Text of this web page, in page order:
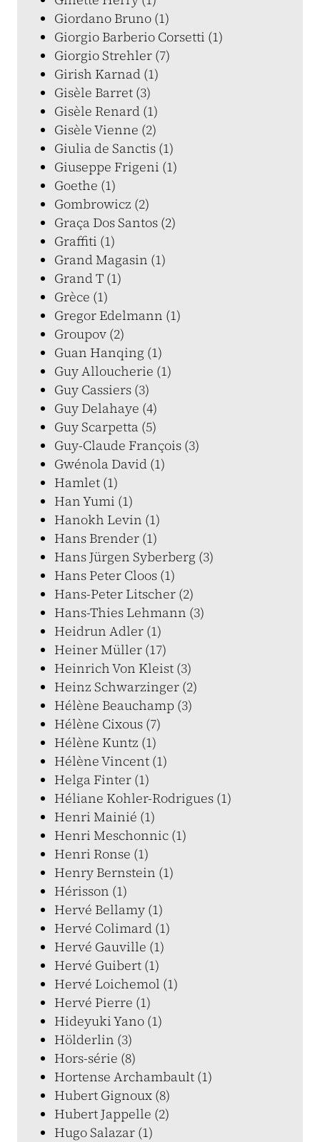
Giordano Bruno (1)
Giorgio Barberio Corsetti (1)
Giorgio Strehler (7)
Girish Karnad (1)
Gisèle Barret (3)
Gisèle Renard (1)
Gisèle Vienne (2)
Giulia de Sanctis (1)
Giuseppe Frigeni (1)
Goethe (1)
Gombrowicz (2)
Graça Dos Santos (2)
Graffiti (1)
Grand Magasin (1)
Grand T (1)
Grèce (1)
Gregor Edelmann (1)
Groupov (2)
Guan Hanqing (1)
Guy Alloucherie (1)
Guy Cassiers (3)
Guy Delahaye (4)
Guy Scarpetta (5)
Guy-Claude François (3)
Gwénola David (1)
Hamlet (1)
Han Yumi (1)
Hanokh Levin (1)
Hans Brender (1)
Hans Jürgen Syberberg (3)
Hans Peter Cloos (1)
Hans-Peter Litscher (2)
Hans-Thies Lehmann (3)
Heidrun Adler (1)
Heiner Müller (17)
Heinrich Von Kleist (3)
Heinz Schwarzinger (2)
Hélène Beauchamp (3)
Hélène Cixous (7)
Hélène Kuntz (1)
Hélène Vincent (1)
Helga Finter (1)
Héliane Kohler-Rodrigues (1)
Henri Mainié (1)
Henri Meschonnic (1)
Henri Ronse (1)
Henry Bernstein (1)
Hérisson (1)
Hervé Bellamy (1)
Hervé Colimard (1)
Hervé Gauville (1)
Hervé Guibert (1)
Hervé Loichemol (1)
Hervé Pierre (1)
Hideyuki Yano (1)
Hölderlin (3)
Hors-série (8)
Hortense Archambault (1)
Hubert Gignoux (8)
Hubert Jappelle (2)
Hugo Salazar (1)